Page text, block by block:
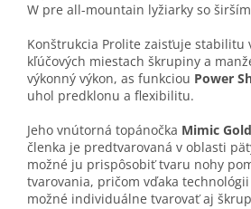
W pre all-mountain lyžiarky so
Konštrukcia Prolite zaisťuje stabilitu
kľúčových miestach škrupiny a
výkonný výkon, as funkciou Power
uhol predklonu a flexibilitu.
Jeho vnútorná topánočka Mimic Gold
členka je predtvarovaná v oblasti
možné ju prispôsobiť tvaru nohy
tvarovania, pričom vďaka
možné individuálne tvarovať aj